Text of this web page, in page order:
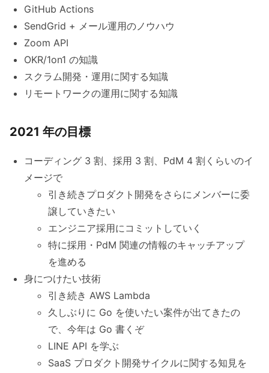
GitHub Actions
SendGrid + メール運用のノウハウ
Zoom API
OKR/1on1 の知識
スクラム開発・運用に関する知識
リモートワークの運用に関する知識
2021 年の目標
コーディング 3 割、採用 3 割、PdM 4 割くらいのイ
メージで
引き続きプロダクト開発をさらにメンバーに委
譲していきたい
エンジニア採用にコミットしていく
特に採用・PdM 関連の情報のキャッチアップ
を進める
身につけたい技術
引き続き AWS Lambda
久しぶりに Go を使いたい案件が出てきたの
で、今年は Go 書くぞ
LINE API を学ぶ
SaaS プロダクト開発サイクルに関する知見を